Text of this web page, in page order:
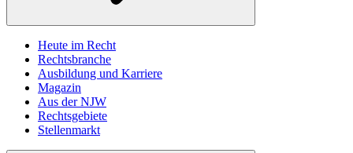
Heute im Recht
Rechtsbranche
Ausbildung und Karriere
Magazin
Aus der NJW
Rechtsgebiete
Stellenmarkt